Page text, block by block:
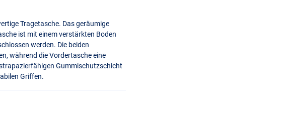
Tragetasche. Das geräumige
ist mit einem verstärkten Boden
werden. Die beiden
während die Vordertasche eine
Gummischutzschicht
Griffen.